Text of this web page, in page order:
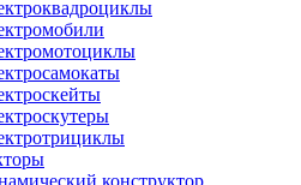
конструктор